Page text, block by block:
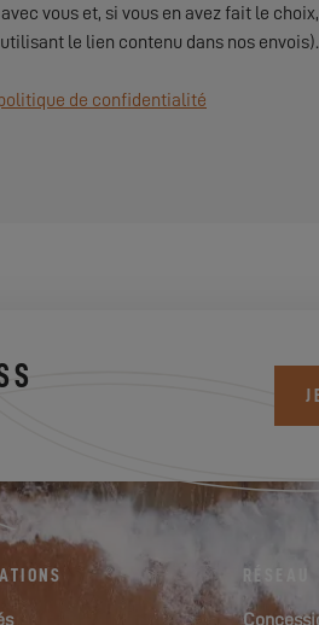
vous et, si vous en avez fait le
le lien contenu dans nos envois).
de confidentialité
RÉSEAU